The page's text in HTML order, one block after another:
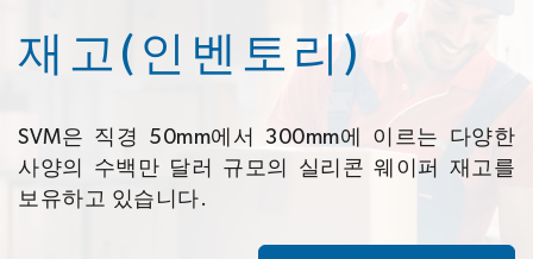
재고(인벤토리)
SVM은 직경 50mm에서 300mm에 이르는 다양한
사양의 수백만 달러 규모의 실리콘 웨이퍼 재고를
보유하고 있습니다.